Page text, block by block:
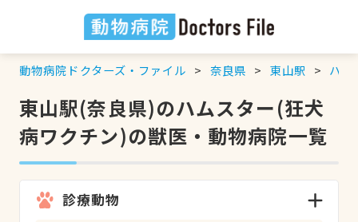
動物病院ドクターズ・ファイル 奈良県 東山駅 ハム
東山駅(奈良県)のハムスター(狂犬
病ワクチン)の獣医・動物病院一覧
診療動物